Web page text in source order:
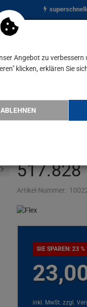
35 HEX 5 Stück, Ke…
Flex
35
517.828
Artikel-Nummer:
SIE SPAREN: 23 %
23,
inkl. MwSt. zzgl.
Angebot zu
klicken, erklären Sie